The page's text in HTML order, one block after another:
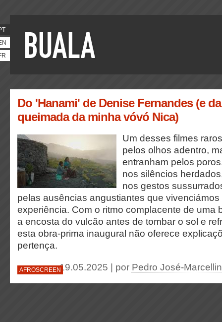
Do 'Hanami' de Denise Fernandes (e
queimada da minha vóvó Nica)
Um desses filmes
pelos olhos adentro,
entranham pelos
nos silêncios
nos gestos
pelas ausências angustiantes que
experiência. Com o ritmo complacente de uma
a encosta do vulcão antes de tombar o sol e
esta obra-prima inaugural não oferece
pertença.
AFROSCREEN19.05.2025 | por Pedro José-